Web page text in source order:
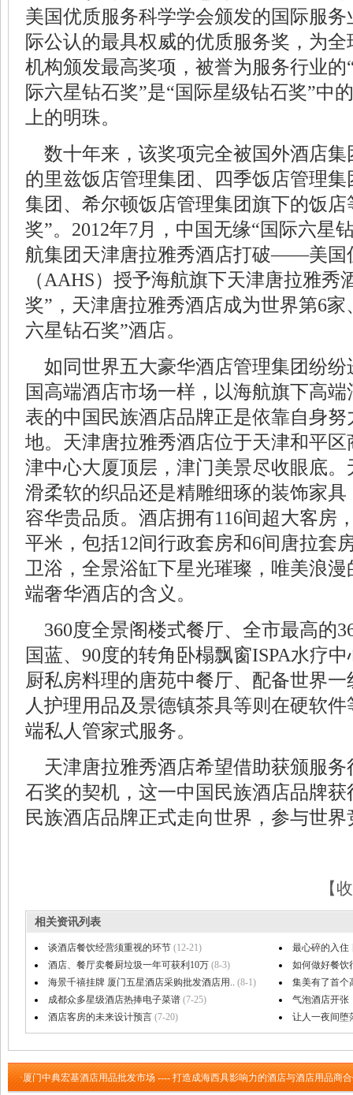
美国优质服务科学学会颁发的国际服
际公认的最具权威的优质服务奖，为
机构颁发最高奖项，被誉为服务行业的
际六星钻石奖”是“国际星级钻石奖”中
上的明珠。
数十年来，该奖项完全被国外酒店集
的里兹饭店管理集团、四季饭店管理集
集团、 希尔顿饭店管理集团旗下的饭
奖”。2012年7月，中国无缘“国际六星
航集团天津唐拉雅秀酒店打破——美国
（AAHS）授予海航旗下天津唐拉雅秀
奖”，天津唐拉雅秀酒店成为世界第6
六星钻石奖”酒店。
如同世界五大豪华酒店管理集团纷纷
国高端酒店市场一样，以海航旗下高
表的中国民族酒店品牌正是依靠自身
地。天津唐拉雅秀酒店位于天津和平
津中心大厦顶层，津门美景尽收眼底
滑柔软的织品还是精雕细琢的装饰家
容华贵品质。酒店拥有116间超大客房
平米，包括12间行政套房和6间唐拉套
卫浴，全景浴缸下星光璀璨，唯美浪
端奢华酒店的含义。
360度全景阁楼式餐厅、全市最高的
国蓝、90度的转角卧榻飘窗ISPA水疗
厨私房料理的唐苑中餐厅、配备世界
人护理用品及景德镇茶具等则在硬软
端私人管家式服务。
天津唐拉雅秀酒店希望借助获颁服
石奖的契机，这一中国民族酒店品牌
民族酒店品牌正式走向世界，参与世
【
相关资讯列表
谈酒店餐饮经营须重视的环节 (12-21)
最心碎的入住
酒店、餐厅卖餐厨垃圾一年可获利10万 (8-3)
如何做好餐饮
海景千禧挂牌 厦门五星酒店采购批发酒店用.. (8-1)
集美有了首个
成都众多星级酒店热捧电子菜谱 (7-25)
气泡酒店开张
酒店客房的未来设计预言 (7-20) 让人一夜间堕
·厦门中典宏基酒店用品批发市场 ---- 打造成海西具影响力的酒店与酒店用品商